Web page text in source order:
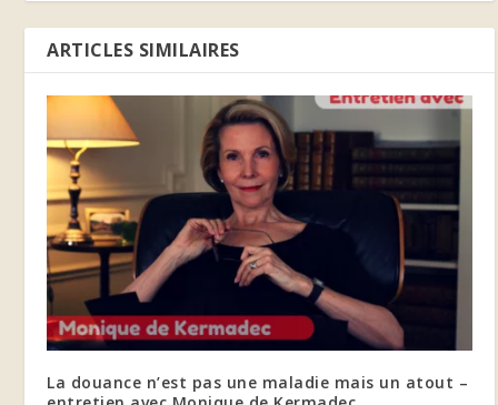
ARTICLES SIMILAIRES
La douance n’est pas une maladie mais un atout –